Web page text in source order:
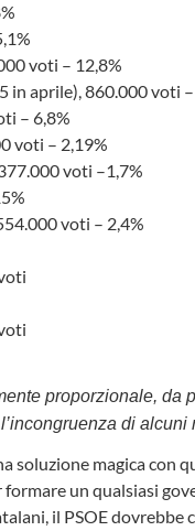
voti – 12,8%
in aprile), 860.000 voti
– 6,8%
voti – 2,19%
voti –1,7%
voti – 2,4%
proporzionale,
di
soluzione magica con
un qualsiasi
il PSOE